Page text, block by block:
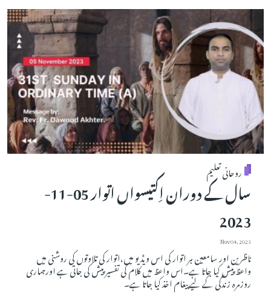
روحانی تعلیم
سال کے دوران اِکتیسواں اتوار 05-11-
2023
Nov 04, 2023
ناظرین اور سامعین ہر اتوار کی اس ویڈیو میں،اتوار کی تلاوتوں کی روشنی میں
واعظ پیش کیا جاتا ہے۔اس واعظ میں کلام کی تفسیر پیش کی جاتی ہے اورہماری
روزمرہ زندگی کے لیے پیغام اخذ کیا جاتا ہے۔